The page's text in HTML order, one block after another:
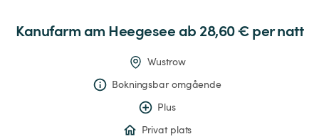
Kanufarmam Heegesee ab 28,60 € per natt
Wustrow
Bokningsbar omgående
Plus
Privat plats